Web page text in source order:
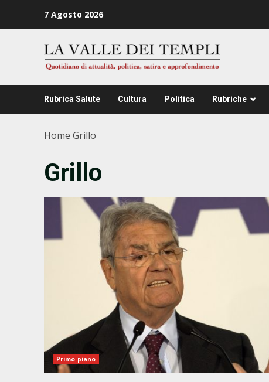
7 Agosto 2026
Rubrica Salute Cultura Politica Rubriche
Home Grillo
Grillo
Primo piano